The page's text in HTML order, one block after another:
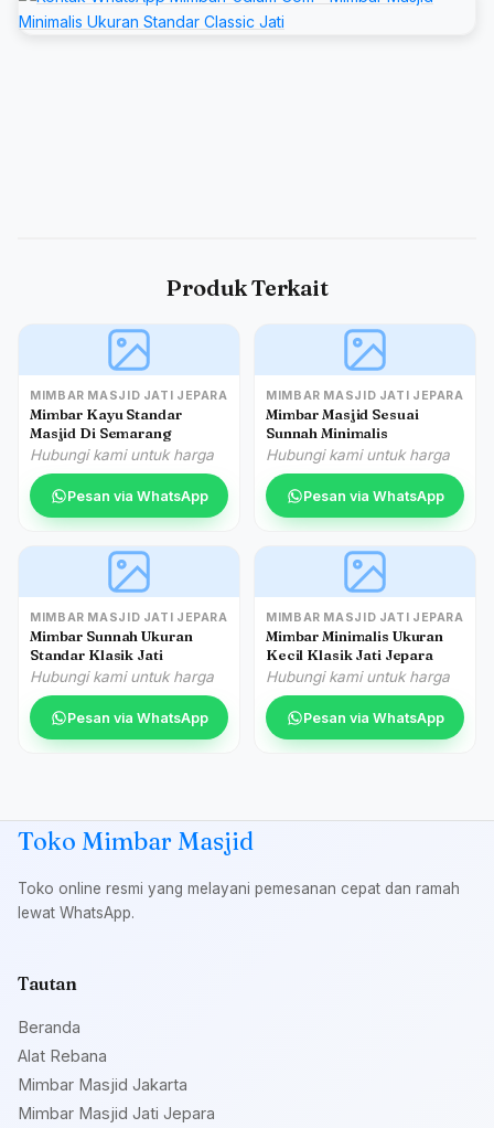
Produk Terkait
MIMBAR MASJID JATI JEPARA
Mimbar Kayu Standar
Masjid Di Semarang
Hubungi kami untuk harga
Pesan via WhatsApp
MIMBAR MASJID JATI JEPARA
Mimbar Masjid Sesuai
Sunnah Minimalis
Hubungi kami untuk harga
Pesan via WhatsApp
MIMBAR MASJID JATI JEPARA
Mimbar Sunnah Ukuran
Standar Klasik Jati
Hubungi kami untuk harga
Pesan via WhatsApp
MIMBAR MASJID JATI JEPARA
Mimbar Minimalis Ukuran
Kecil Klasik Jati Jepara
Hubungi kami untuk harga
Pesan via WhatsApp
Toko Mimbar Masjid
Toko online resmi yang melayani pemesanan cepat dan ramah
lewat WhatsApp.
Tautan
Beranda
Alat Rebana
Mimbar Masjid Jakarta
Mimbar Masjid Jati Jepara